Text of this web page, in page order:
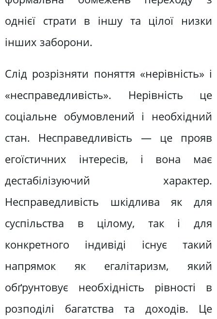
однієї страти в іншу та цілої низки
інших заборони.
Слід розрізняти поняття «нерівність» і
«несправедливість». Нерівність це
соціальне обумовлений і необхідний
стан. Несправедливість — це прояв
егоїстичних інтересів, і вона має
дестабілізуючий характер.
Несправедливість шкідлива як для
суспільства в цілому, так і для
конкретного індивіді існує такий
напрямок як егалітаризм, який
обґрунтовує необхідність рівності в
розподілі багатства та доходів. Це